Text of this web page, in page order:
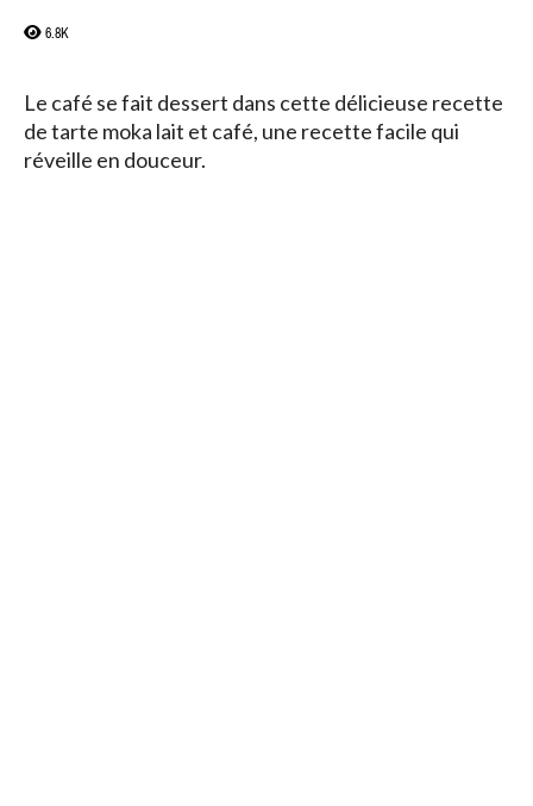
6.8K
Le café se fait dessert dans cette délicieuse recette
de tarte moka lait et café, une recette facile qui
réveille en douceur.